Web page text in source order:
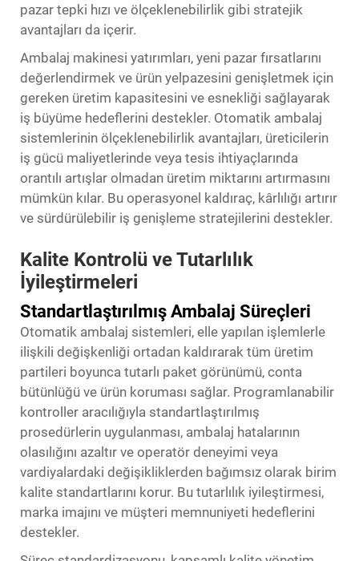
pazar tepki hızı ve ölçeklenebilirlik gibi stratejik
avantajları da içerir.
Ambalaj makinesi yatırımları, yeni pazar fırsatlarını
değerlendirmek ve ürün yelpazesini genişletmek için
gereken üretim kapasitesini ve esnekliği sağlayarak
iş büyüme hedeflerini destekler. Otomatik ambalaj
sistemlerinin ölçeklenebilirlik avantajları, üreticilerin
iş gücü maliyetlerinde veya tesis ihtiyaçlarında
orantılı artışlar olmadan üretim miktarını artırmasını
mümkün kılar. Bu operasyonel kaldıraç, kârlılığı artırır
ve sürdürülebilir iş genişleme stratejilerini destekler.
Kalite Kontrolü ve Tutarlılık
İyileştirmeleri
Standartlaştırılmış Ambalaj Süreçleri
Otomatik ambalaj sistemleri, elle yapılan işlemlerle
ilişkili değişkenliği ortadan kaldırarak tüm üretim
partileri boyunca tutarlı paket görünümü, conta
bütünlüğü ve ürün koruması sağlar. Programlanabilir
kontroller aracılığıyla standartlaştırılmış
prosedürlerin uygulanması, ambalaj hatalarının
olasılığını azaltır ve operatör deneyimi veya
vardiyalardaki değişikliklerden bağımsız olarak birim
kalite standartlarını korur. Bu tutarlılık iyileştirmesi,
marka imajını ve müşteri memnuniyeti hedeflerini
destekler.